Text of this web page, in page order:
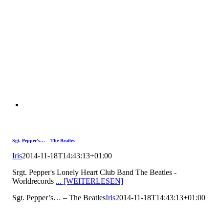
Sgt. Pepper’s… – The Beatles
Iris2014-11-18T14:43:13+01:00
Srgt. Pepper's Lonely Heart Club Band The Beatles -
Worldrecords ... [WEITERLESEN]
Sgt. Pepper’s… – The BeatlesIris2014-11-18T14:43:13+01:00